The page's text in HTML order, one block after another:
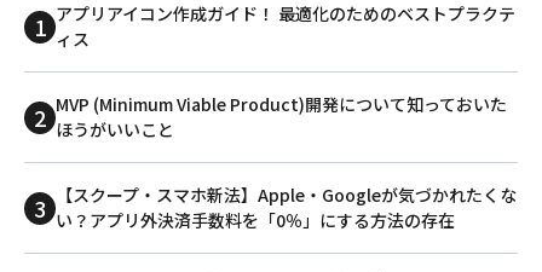
アプリアイコン作成ガイド！ 最適化のためのベストプラクテ
ィス
MVP (Minimum Viable Product)開発について知っておいた
ほうがいいこと
【スクープ・スマホ新法】Apple・Googleが気づかれたくな
い？アプリ外決済手数料を「0％」にする方法の存在